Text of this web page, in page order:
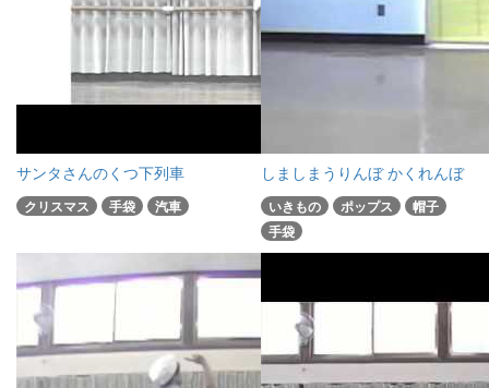
サンタさんのくつ下列車
クリスマス 手袋 汽車
しましまうりんぼ かくれんぼ
いきもの ポップス
帽子
手袋